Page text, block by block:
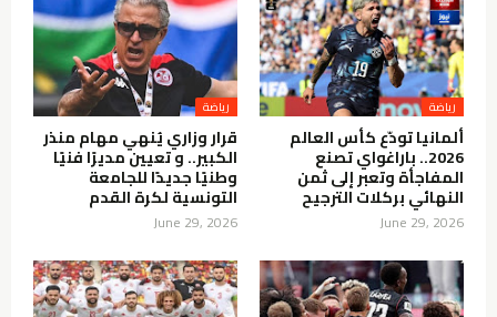
رياضة
ألمانيا تودّع كأس العالم
2026.. باراغواي تصنع
المفاجأة وتعبر إلى ثمن
النهائي بركلات الترجيح
June 29, 2026
رياضة
قرار وزاري يُنهي مهام منذر
الكبير.. و تعيين مديرًا فنيًا
وطنيًا جديدًا للجامعة
التونسية لكرة القدم
June 29, 2026